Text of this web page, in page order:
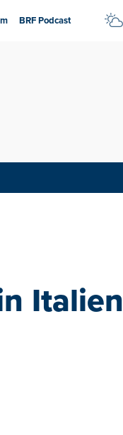
BRF Podcast
Italien